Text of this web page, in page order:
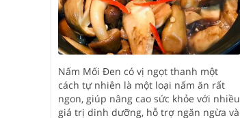
Nấm Mối Đen có vị ngọt thanh một
cách tự nhiên là một loại nấm ăn rất
ngon, giúp nâng cao sức khỏe với nhiều
giá trị dinh dưỡng, hỗ trợ ngăn ngừa và